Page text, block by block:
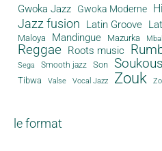
Gwoka Jazz Gwoka Moderne
Jazz fusion Latin Groove
Maloya Mandingue Mazurka
Reggae Roots music
Sega Smooth jazz Son Soukous
Tibwa Valse Vocal Jazz Zouk
le format